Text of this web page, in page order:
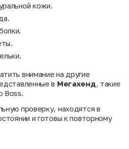
кожи.
внимание на другие
в Мегахенд, такие
Boss.
проверку, находятся в
и готовы к повторному